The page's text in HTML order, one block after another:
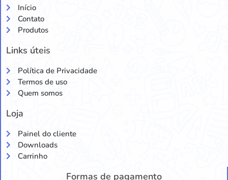
Início
Contato
Produtos
Links úteis
Política de Privacidade
Termos de uso
Quem somos
Loja
Painel do cliente
Downloads
Carrinho
Formas de pagamento